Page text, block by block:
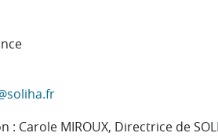
Carole MIROUX, Directrice de